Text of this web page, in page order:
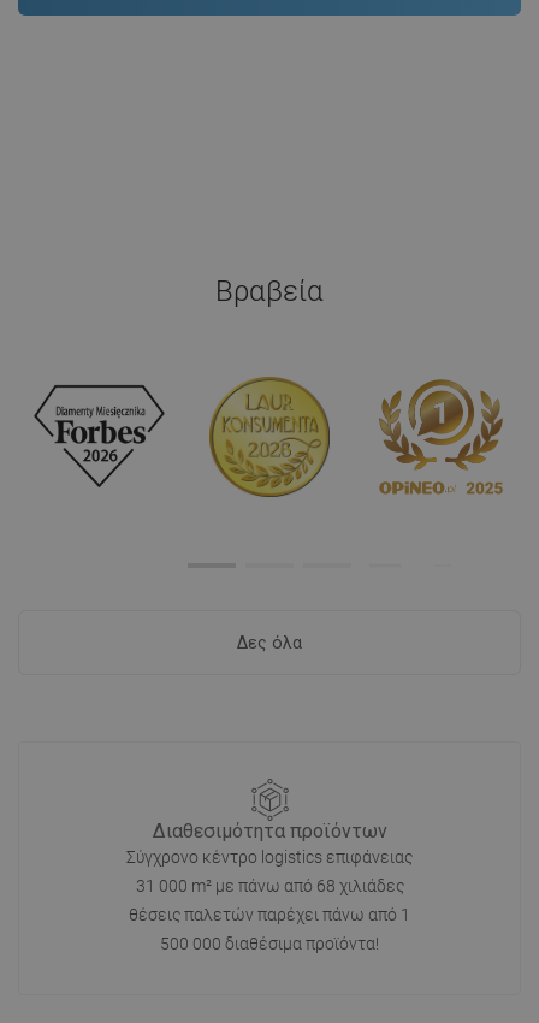
Βραβεία
Δες όλα
Διαθεσιμότητα προϊόντων
Σύγχρονο κέντρο logistics επιφάνειας
31 000 m² με πάνω από 68 χιλιάδες
θέσεις παλετών παρέχει πάνω από 1
500 000 διαθέσιμα προϊόντα!